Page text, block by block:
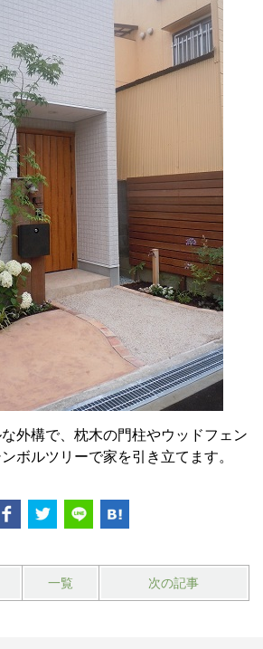
外構で、枕木の門柱やウッドフェン
ボルツリーで家を引き立てます。
一覧 次の記事